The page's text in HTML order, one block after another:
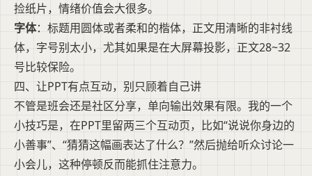
捡纸片，情绪价值会大很多。
字体：标题用圆体或者柔和的楷体，正文用清晰的非衬线
体，字号别太小，尤其如果是在大屏幕投影，正文28~32
号比较保险。
四、让PPT有点互动，别只顾着自己讲
不管是班会还是社区分享，单向输出效果有限。我的一个
小技巧是，在PPT里留两三个互动页，比如“说说你身边的
小善事”、“猜猜这幅画表达了什么？”然后抛给听众讨论一
小会儿，这种停顿反而能抓住注意力。